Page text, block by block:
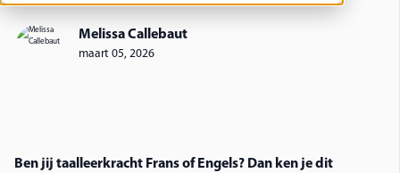
Melissa Callebaut
maart 05, 2026
Ben jij taalleerkracht Frans of Engels? Dan ken je dit